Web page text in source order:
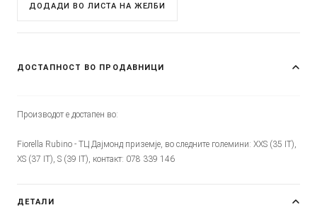
ДОДАДИ ВО ЛИСТА НА ЖЕЛБИ
ДОСТАПНОСТ ВО ПРОДАВНИЦИ
Производот е достапен во:
Fiorella Rubino - ТЦ Дајмонд приземје, во следните големини: XXS (35 IT),
XS (37 IT), S (39 IT), контакт: 078 339 146
ДЕТАЛИ